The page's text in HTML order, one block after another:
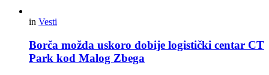
in Vesti
Borča možda uskoro dobije logistički centar CT
Park kod Malog Zbega